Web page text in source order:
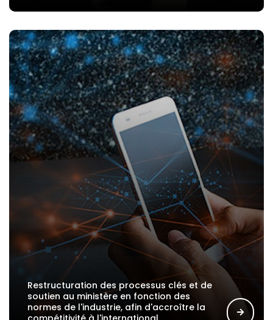
Restructuration des processus clés et de
soutien au ministère en fonction des
normes de l'industrie, afin d'accroître la